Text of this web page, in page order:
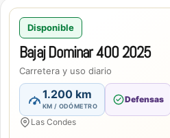
Disponible
Bajaj Dominar 400 2025
Carretera y uso diario
1.200 km
KM / ODÓMETRO
Defensas
Las Condes